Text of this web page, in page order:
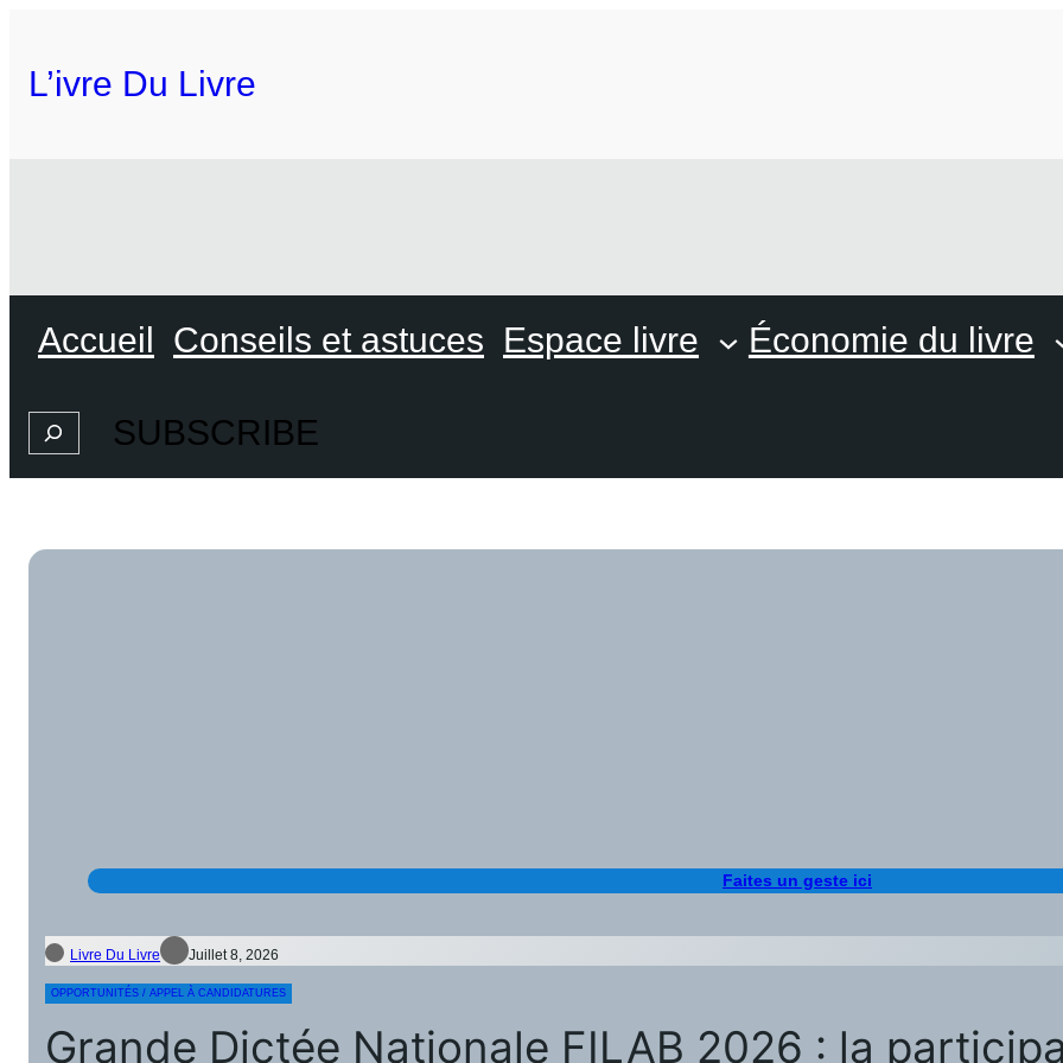
L’ivre Du Livre
Accueil Conseils et astuces Espace livre Économie du livre
SearchSUBSCRIBE
Faites un geste ici
Livre Du Livre Juillet 8, 2026
OPPORTUNITÉS / APPEL À CANDIDATURES
Grande Dictée Nationale FILAB 2026 : la